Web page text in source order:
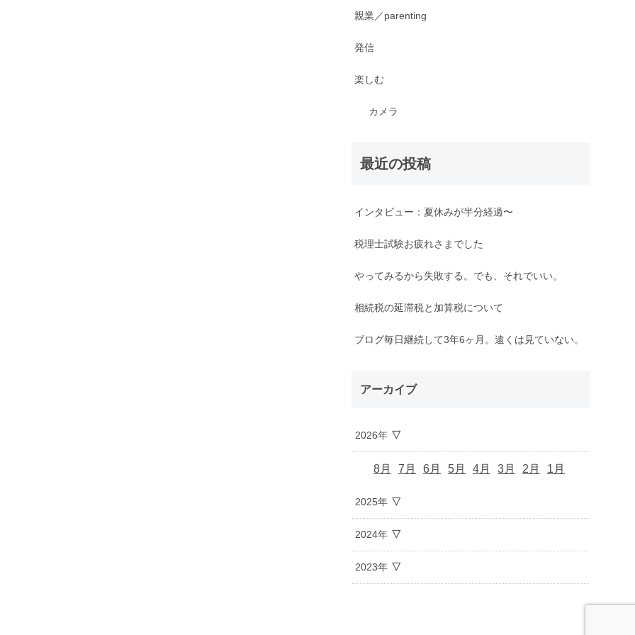
親業／parenting
発信
楽しむ
カメラ
最近の投稿
インタビュー：夏休みが半分経過〜
税理士試験お疲れさまでした
やってみるから失敗する。でも、それでいい。
相続税の延滞税と加算税について
ブログ毎日継続して3年6ヶ月。遠くは見ていない。
アーカイブ
2026年
8月 7月 6月 5月 4月 3月 2月 1月
2025年
2024年
2023年